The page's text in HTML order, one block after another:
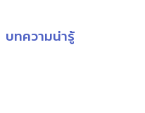
บทความน่ารู้